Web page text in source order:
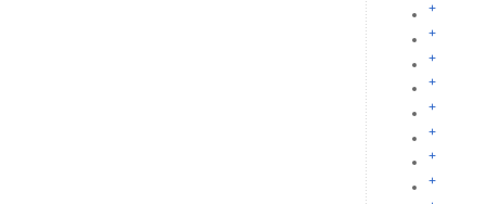
+
+
+
+
+
+
+
+